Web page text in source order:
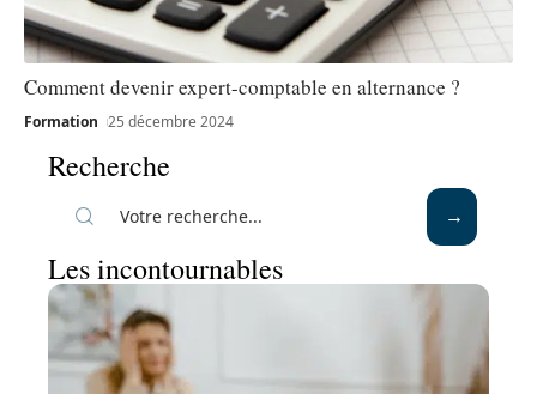
Comment devenir expert-comptable en alternance ?
Formation 25 décembre 2024
Recherche
Les incontournables